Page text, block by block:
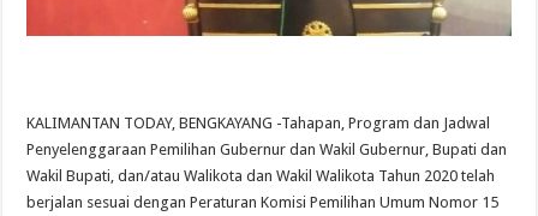
KALIMANTAN TODAY, BENGKAYANG -Tahapan, Program dan Jadwal
Penyelenggaraan Pemilihan Gubernur dan Wakil Gubernur, Bupati dan
Wakil Bupati, dan/atau Walikota dan Wakil Walikota Tahun 2020 telah
berjalan sesuai dengan Peraturan Komisi Pemilihan Umum Nomor 15